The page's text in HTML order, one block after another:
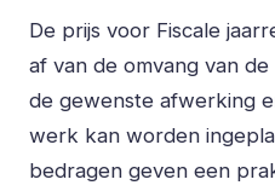
De prijs voor Fiscale
af van de omvang van
de gewenste afwerking
werk kan worden
bedragen geven een